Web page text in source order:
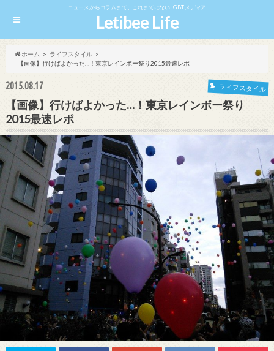
ニュースからコラムまで、これまでにないLGBTメディア
Letibee Life
ホーム
ライフスタイル
【画像】行けばよかった…！東京レインボー祭り2015最速レポ
2015.08.17 ライフスタイル
【画像】行けばよかった…！東京レインボー祭り
2015最速レポ